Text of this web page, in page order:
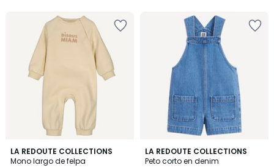
LA REDOUTE COLLECTIONS
Mono largo de felpa
5
/
LA REDOUTE COLLECTIONS
Peto corto en denim
3
/